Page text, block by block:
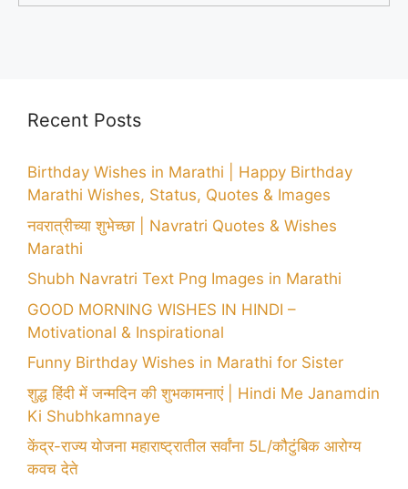
Recent Posts
Birthday Wishes in Marathi | Happy Birthday
Marathi Wishes, Status, Quotes & Images
नवरात्रीच्या शुभेच्छा | Navratri Quotes & Wishes
Marathi
Shubh Navratri Text Png Images in Marathi
GOOD MORNING WISHES IN HINDI –
Motivational & Inspirational
Funny Birthday Wishes in Marathi for Sister
शुद्ध हिंदी में जन्मदिन की शुभकामनाएं | Hindi Me Janamdin
Ki Shubhkamnaye
केंद्र-राज्य योजना महाराष्ट्रातील सर्वांना 5L/कौटुंबिक आरोग्य
कवच देते